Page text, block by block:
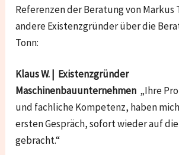
Referenzen der Beratung von Markus
andere Existenzgründer über die
Tonn:
Klaus W. | Existenzgründer
Maschinenbauunternehmen „Ihre
und fachliche Kompetenz, haben
ersten Gespräch, sofort wieder auf
gebracht.“